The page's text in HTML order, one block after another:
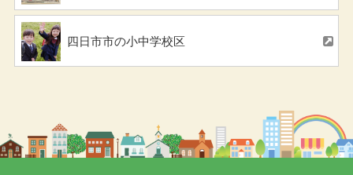
四日市市の小中学校区